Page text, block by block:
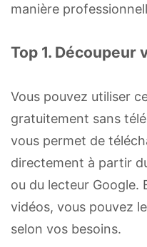
manière
Top 1. Découpeur
Vous pouvez utiliser
gratuitement sans
vous permet de
directement à partir
ou du lecteur Google.
vidéos, vous pouvez
selon vos besoins.